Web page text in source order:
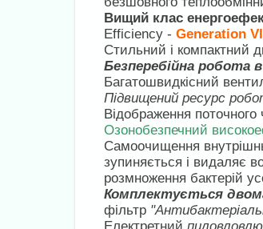
Вищий клас
Efficiency - Generation VI
Стильний і компактний
Безперебійна робота в
Багатошвидкісний
Підвищений ресурс
Відображення
Озонобезпечний
Самоочищення
зупиняється і видаляє
розмноження бактерій
Комплектується
фільтр